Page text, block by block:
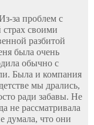
за проблем с
своими
разбитой
была очень
обычно с
Была и компания
мы дрались,
ради забавы. Не
не рассматривала
думала, что они